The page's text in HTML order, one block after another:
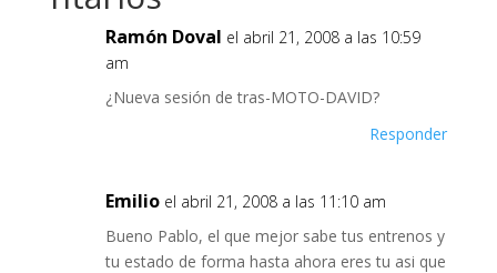
Ramón Doval el abril 21, 2008 a las 10:59
am
¿Nueva sesión de tras-MOTO-DAVID?
Responder
Emilio el abril 21, 2008 a las 11:10 am
Bueno Pablo, el que mejor sabe tus entrenos y
tu estado de forma hasta ahora eres tu asi que